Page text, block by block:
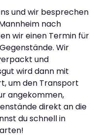
und wir besprechen
nach
wir einen Termin für
Wir
und
wird dann mit
um den Transport
angekommen,
direkt an die
du schnell in